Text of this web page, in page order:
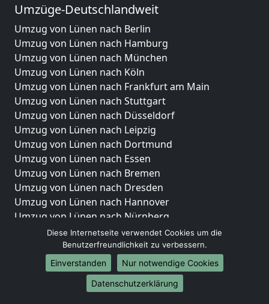
Umzüge-Deutschlandweit
Umzug von Lünen nach Berlin
Umzug von Lünen nach Hamburg
Umzug von Lünen nach München
Umzug von Lünen nach Köln
Umzug von Lünen nach Frankfurt am Main
Umzug von Lünen nach Stuttgart
Umzug von Lünen nach Düsseldorf
Umzug von Lünen nach Leipzig
Umzug von Lünen nach Dortmund
Umzug von Lünen nach Essen
Umzug von Lünen nach Bremen
Umzug von Lünen nach Dresden
Umzug von Lünen nach Hannover
Umzug von Lünen nach Nürnberg
Umzug von Lünen nach Duisburg
Umzug von Lünen nach Bochum
Umzug von Lünen nach Wuppertal
Umzug von Lünen nach Bielefeld
Umzug von Lünen nach Bonn
Diese Internetseite verwendet Cookies um die
Benutzerfreundlichkeit zu verbessern.
Einverstanden
Nur notwendige Cookies
Datenschutzerklärung